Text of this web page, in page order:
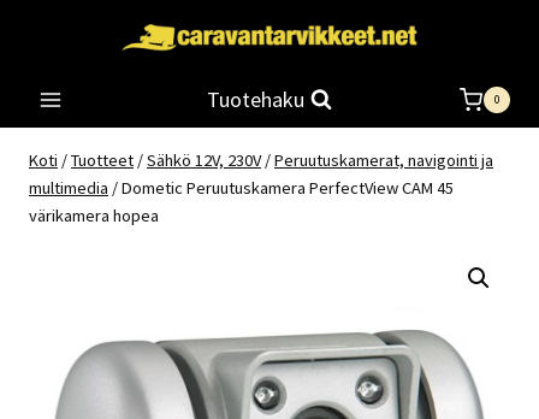
Tuotehaku 0
Koti /Tuotteet /Sähkö 12V, 230V /Peruutuskamerat, navigointi ja
multimedia /Dometic Peruutuskamera PerfectView CAM 45
värikamera hopea